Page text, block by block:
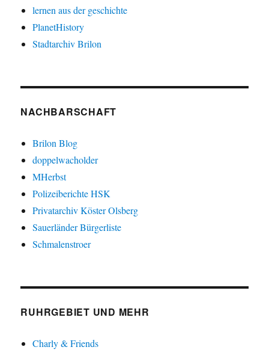
lernen aus der geschichte
PlanetHistory
Stadtarchiv Brilon
NACHBARSCHAFT
Brilon Blog
doppelwacholder
MHerbst
Polizeiberichte HSK
Privatarchiv Köster Olsberg
Sauerländer Bürgerliste
Schmalenstroer
RUHRGEBIET UND MEHR
Charly & Friends